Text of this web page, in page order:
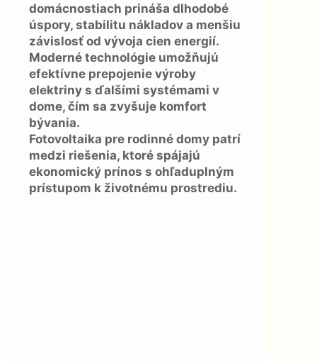
domácnostiach prináša dlhodobé
úspory, stabilitu nákladov a menšiu
závislosť od vývoja cien energií.
Moderné technológie umožňujú
efektívne prepojenie výroby
elektriny s ďalšími systémami v
dome, čím sa zvyšuje komfort
bývania.
Fotovoltaika pre rodinné domy patrí
medzi riešenia, ktoré spájajú
ekonomický prínos s ohľaduplným
prístupom k životnému prostrediu.